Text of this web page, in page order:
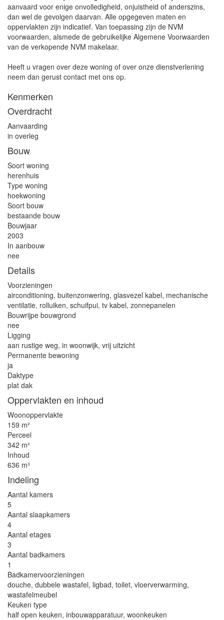
aanvaard voor enige onvolledigheid, onjuistheid of anderszins,
dan wel de gevolgen daarvan. Alle opgegeven maten en
oppervlakten zijn indicatief. Van toepassing zijn de NVM
voorwaarden, alsmede de gebruikelijke Algemene Voorwaarden
van de verkopende NVM makelaar.
Heeft u vragen over deze woning of over onze dienstverlening
neem dan gerust contact met ons op.
Kenmerken
Overdracht
Aanvaarding
in overleg
Bouw
Soort woning
herenhuis
Type woning
hoekwoning
Soort bouw
bestaande bouw
Bouwjaar
2003
In aanbouw
nee
Details
Voorzieningen
airconditioning, buitenzonwering, glasvezel kabel, mechanische
ventilatie, rolluiken, schuifpui, tv kabel, zonnepanelen
Bouwrijpe bouwgrond
nee
Ligging
aan rustige weg, in woonwijk, vrij uitzicht
Permanente bewoning
ja
Daktype
plat dak
Oppervlakten en inhoud
Woonoppervlakte
159 m²
Perceel
342 m²
Inhoud
636 m³
Indeling
Aantal kamers
5
Aantal slaapkamers
4
Aantal etages
3
Aantal badkamers
1
Badkamervoorzieningen
douche, dubbele wastafel, ligbad, toilet, vloerverwarming,
wastafelmeubel
Keuken type
half open keuken, inbouwapparatuur, woonkeuken